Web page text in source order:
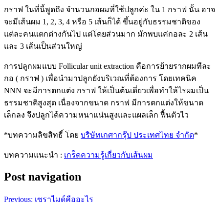
กราฟ ในที่นี้พูดถึง จำนวนกอผมที่ใช้ปลูกค่ะ ใน 1 กราฟ นั้น อาจ
จะมีเส้นผม 1, 2, 3, 4 หรือ 5 เส้นก็ได้ ขึ้นอยู่กับธรรมชาติของ
แต่ละคนแตกต่างกันไป แต่โดยส่วนมาก มักพบแค่กอละ 2 เส้น
และ 3 เส้นเป็นส่วนใหญ่
การปลูกผมแบบ Follicular unit extraction คือการย้ายรากผมทีละ
กอ ( กราฟ ) เพื่อนำมาปลูกยังบริเวณที่ต้องการ โดยเทคนิค
NNN จะมีการตกแต่ง กราฟ ให้เป็นต้นเดี่ยวเพื่อทำให้ไรผมเป็น
ธรรมชาติสูงสุด เนื่องจากขนาด กราฟ มีการตกแต่งให้ขนาด
เล็กลง จึงปลูกได้ความหนาแน่นสูงและแผลเล็ก ฟื้นตัวไว
*บทความลิขสิทธิ์ โดย บริษัทเกศากรุ๊ป ประเทศไทย จำกัด*
บทความแนะนำ : เกร็ดความรู้เกี่ยวกับเส้นผม
Post navigation
Previous: เซราไมด์คืออะไร